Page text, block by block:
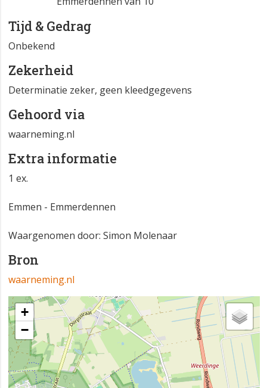
Tijd & Gedrag
Onbekend
Zekerheid
Determinatie zeker, geen kleedgegevens
Gehoord via
waarneming.nl
Extra informatie
1 ex.
Emmen - Emmerdennen
Waargenomen door: Simon Molenaar
Bron
waarneming.nl
+
−